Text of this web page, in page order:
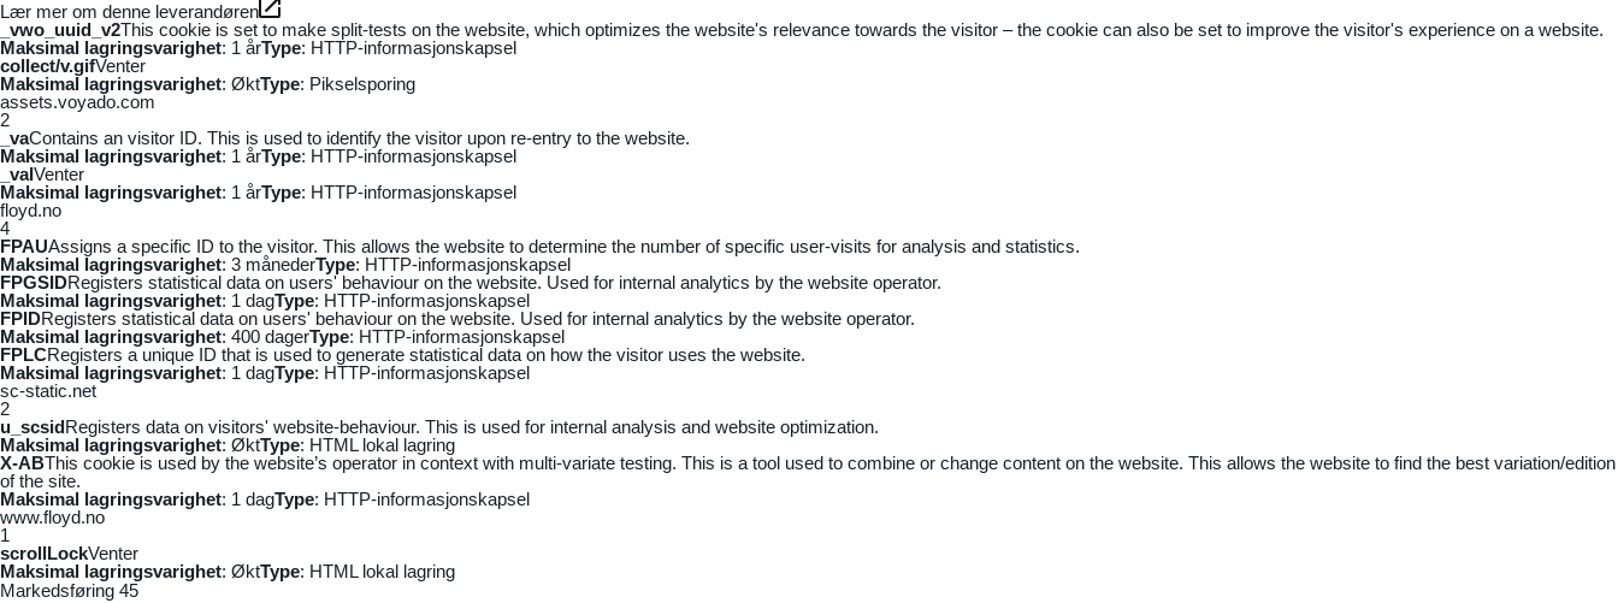
Lær mer om denne leverandøren
_vwo_uuid_v2This cookie is set to make split-tests on the website, which optimizes the website's relevance towards the visitor – the cookie can also be set to improve the visitor's experience on a website.
Maksimal lagringsvarighet: 1 årType: HTTP-informasjonskapsel
collect/v.gifVenter
Maksimal lagringsvarighet: ØktType: Pikselsporing
assets.voyado.com
2
_vaContains an visitor ID. This is used to identify the visitor upon re-entry to the website.
Maksimal lagringsvarighet: 1 årType: HTTP-informasjonskapsel
_vaIVenter
Maksimal lagringsvarighet: 1 årType: HTTP-informasjonskapsel
floyd.no
4
FPAUAssigns a specific ID to the visitor. This allows the website to determine the number of specific user-visits for analysis and statistics.
Maksimal lagringsvarighet: 3 månederType: HTTP-informasjonskapsel
FPGSIDRegisters statistical data on users' behaviour on the website. Used for internal analytics by the website operator.
Maksimal lagringsvarighet: 1 dagType: HTTP-informasjonskapsel
FPIDRegisters statistical data on users' behaviour on the website. Used for internal analytics by the website operator.
Maksimal lagringsvarighet: 400 dagerType: HTTP-informasjonskapsel
FPLCRegisters a unique ID that is used to generate statistical data on how the visitor uses the website.
Maksimal lagringsvarighet: 1 dagType: HTTP-informasjonskapsel
sc-static.net
2
u_scsidRegisters data on visitors' website-behaviour. This is used for internal analysis and website optimization.
Maksimal lagringsvarighet: ØktType: HTML lokal lagring
X-ABThis cookie is used by the website’s operator in context with multi-variate testing. This is a tool used to combine or change content on the website. This allows the website to find the best variation/edition
of the site.
Maksimal lagringsvarighet: 1 dagType: HTTP-informasjonskapsel
www.floyd.no
1
scrollLockVenter
Maksimal lagringsvarighet: ØktType: HTML lokal lagring
Markedsføring 45